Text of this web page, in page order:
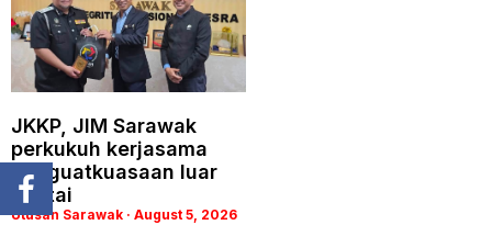
JKKP, JIM Sarawak
perkukuh kerjasama
penguatkuasaan luar
pantai
Utusan Sarawak August 5, 2026